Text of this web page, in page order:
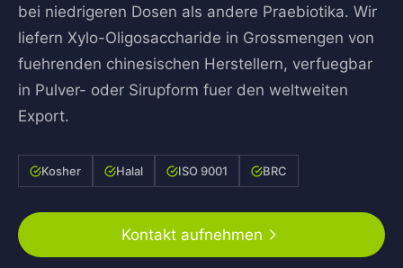
bei niedrigeren Dosen als andere Praebiotika. Wir
liefern Xylo-Oligosaccharide in Grossmengen von
fuehrenden chinesischen Herstellern, verfuegbar
in Pulver- oder Sirupform fuer den weltweiten
Export.
Kosher Halal ISO 9001 BRC
Kontakt aufnehmen